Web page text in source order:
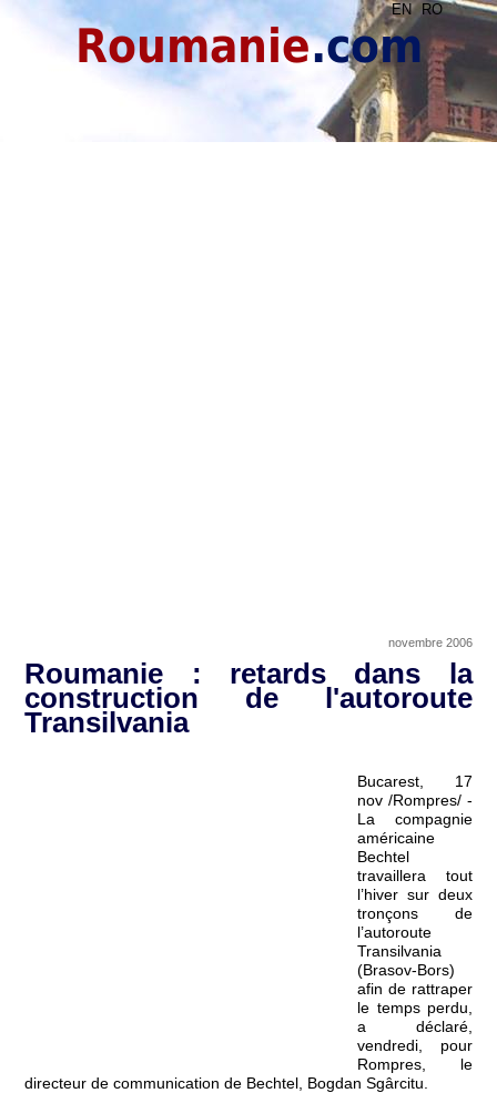
EN RO
Roumanie.com
novembre 2006
Roumanie : retards dans la
construction de l'autoroute
Transilvania
Bucarest, 17
nov /Rompres/ -
La compagnie
américaine
Bechtel
travaillera tout
l’hiver sur deux
tronçons de
l’autoroute
Transilvania
(Brasov-Bors)
afin de rattraper
le temps perdu,
a déclaré,
vendredi, pour
Rompres, le
directeur de communication de Bechtel, Bogdan Sgârcitu.